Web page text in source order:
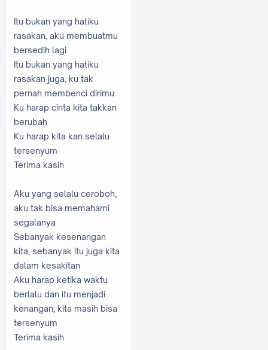
Itu bukan yang hatiku
rasakan, aku membuatmu
bersedih lagi
Itu bukan yang hatiku
rasakan juga, ku tak
pernah membenci dirimu
Ku harap cinta kita takkan
berubah
Ku harap kita kan selalu
tersenyum
Terima kasih
Aku yang selalu ceroboh,
aku tak bisa memahami
segalanya
Sebanyak kesenangan
kita, sebanyak itu juga kita
dalam kesakitan
Aku harap ketika waktu
berlalu dan itu menjadi
kenangan, kita masih bisa
tersenyum
Terima kasih